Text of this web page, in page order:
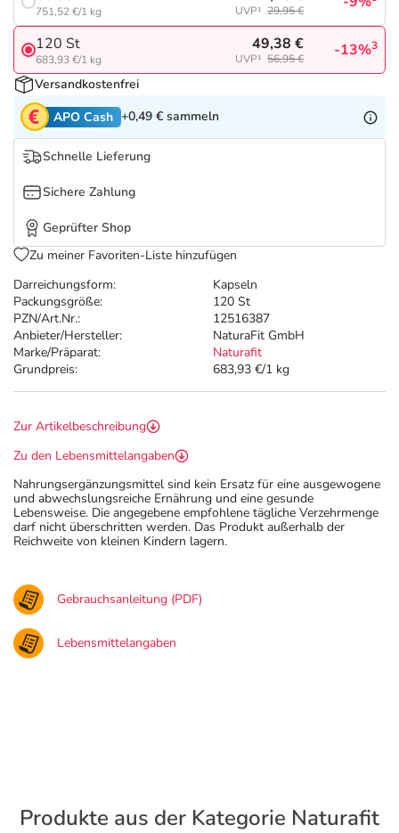
Tierapotheke
Vitamine & Mineralstoffe
Marken
Salus Deals
Darreichungsform:
Kapseln
Packungsgröße:
120 St
PZN/Art.Nr.:
12516387
Anbieter/Hersteller:
NaturaFit GmbH
Marke/Präparat:
Naturafit
Grundpreis:
683,93 €/1 kg
751,52 €/1 kg UVP¹ 29,95 €
120 St
683,93 €/1 kg
49,38 €
UVP¹ 56,95 € -13%3
Versandkostenfrei
APO Cash +0,49 € sammeln
Schnelle Lieferung
Sichere Zahlung
Geprüfter Shop
Zu meiner Favoriten-Liste hinzufügen
Zur Artikelbeschreibung
Zu den Lebensmittelangaben
Nahrungsergänzungsmittel sind kein Ersatz für eine ausgewogene
und abwechslungsreiche Ernährung und eine gesunde
Lebensweise. Die angegebene empfohlene tägliche Verzehrmenge
darf nicht überschritten werden. Das Produkt außerhalb der
Reichweite von kleinen Kindern lagern.
Gebrauchsanleitung (PDF)
Lebensmittelangaben
Produkte aus der Kategorie Naturafit